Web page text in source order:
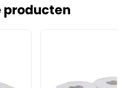
producten